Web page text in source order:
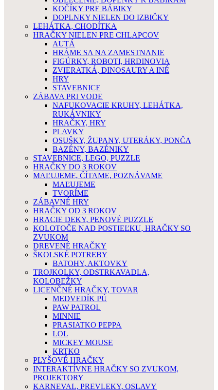
KOČÍKY PRE BÁBIKY
DOPLNKY NIELEN DO IZBIČKY
LEHÁTKA, CHODÍTKA
HRAČKY NIELEN PRE CHLAPCOV
AUTÁ
HRÁME SA NA ZAMESTNANIE
FIGÚRKY, ROBOTI, HRDINOVIA
ZVIERATKÁ, DINOSAURY A INÉ
HRY
STAVEBNICE
ZÁBAVA PRI VODE
NAFUKOVACIE KRUHY, LEHÁTKA,
RUKÁVNIKY
HRAČKY, HRY
PLAVKY
OSUŠKY, ŽUPANY, UTERÁKY, PONČA
BAZÉNY, BAZÉNIKY
STAVEBNICE, LEGO, PUZZLE
HRAČKY DO 3 ROKOV
MAĽUJEME, ČÍTAME, POZNÁVAME
MAĽUJEME
TVORÍME
ZÁBAVNÉ HRY
HRAČKY OD 3 ROKOV
HRACIE DEKY, PENOVÉ PUZZLE
KOLOTOČE NAD POSTIEĽKU, HRAČKY SO
ZVUKOM
DREVENÉ HRAČKY
ŠKOLSKÉ POTREBY
BATOHY, AKTOVKY
TROJKOLKY, ODSTRKAVADLA,
KOLOBEŽKY
LICENČNÉ HRAČKY, TOVAR
MEDVEDÍK PÚ
PAW PATROL
MINNIE
PRASIATKO PEPPA
LOL
MICKEY MOUSE
KRTKO
PLYŠOVÉ HRAČKY
INTERAKTÍVNE HRAČKY SO ZVUKOM,
PROJEKTORY
KARNEVAL, PREVLEKY, OSLAVY